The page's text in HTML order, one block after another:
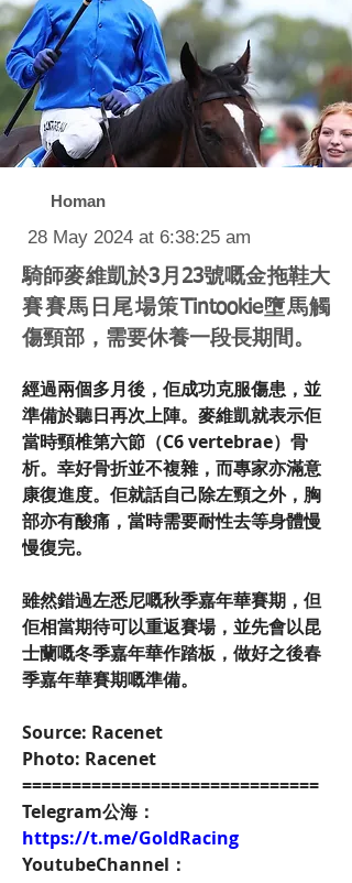
Homan
28 May 2024 at 6:38:25 am
騎師麥維凱於3月23號嘅金拖鞋大
賽賽馬日尾場策Tintookie墮馬觸
傷頸部，需要休養一段長期間。
經過兩個多月後，佢成功克服傷患，並
準備於聽日再次上陣。麥維凱就表示佢
當時頸椎第六節（C6 vertebrae）骨
析。幸好骨折並不複雜，而專家亦滿意
康復進度。佢就話自己除左頸之外，胸
部亦有酸痛，當時需要耐性去等身體慢
慢復完。
雖然錯過左悉尼嘅秋季嘉年華賽期，但
佢相當期待可以重返賽場，並先會以昆
士蘭嘅冬季嘉年華作踏板，做好之後春
季嘉年華賽期嘅準備。
Source: Racenet
Photo: Racenet
==============================
Telegram公海：
https://t.me/GoldRacing
YoutubeChannel：